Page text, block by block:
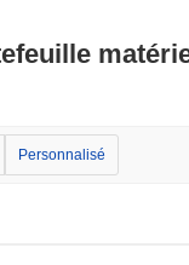
Personnalisé